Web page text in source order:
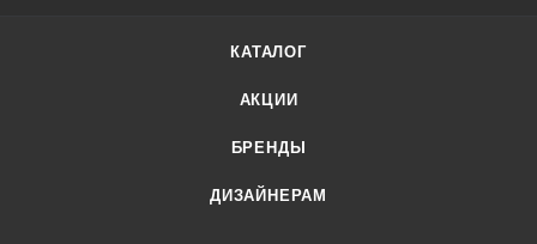
КАТАЛОГ
АКЦИИ
БРЕНДЫ
ДИЗАЙНЕРАМ